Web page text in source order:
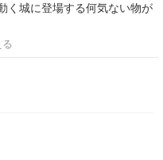
く城に登場する何気ない物が